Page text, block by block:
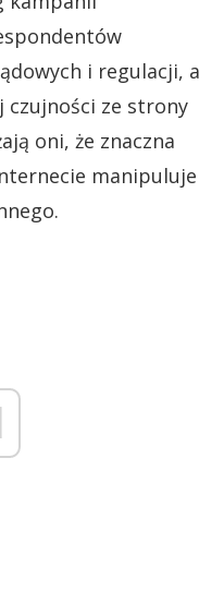
i regulacji, a
czujności ze strony
oni, że znaczna
manipuluje